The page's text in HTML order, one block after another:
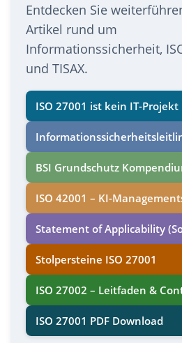
Entdecken Sie
Artikel rund um
Informationssicherheit,
und TISAX.
ISO 27001 ist kein IT-Projekt
BSI Grundschutz
ISO 42001 – KI-
Statement of Applicability
Stolpersteine ISO 27001
ISO 27002 – Leitfaden &
ISO 27001 PDF Download